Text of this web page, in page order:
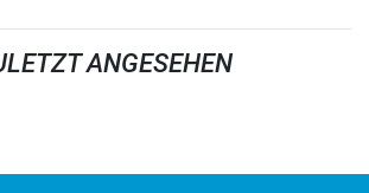
ANGESEHEN